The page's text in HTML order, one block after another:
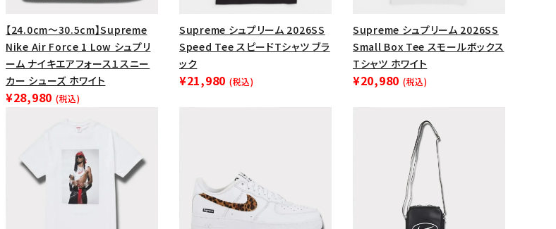
ボックスロゴ
ブラックスウェット
在庫のない商品を表示する
【24.0cm～30.5cm】Supreme
Nike Air Force 1 Low シュプリ
ーム ナイキエアフォース１スニー
カー シューズ ホワイト
¥28,980 (税込)
Supreme シュプリーム 2026SS
Speed Tee スピードTシャツ ブラ
ック
¥21,980 (税込)
Supreme シュプリーム 2026SS
Small Box Tee スモールボックス
Tシャツ ホワイト
¥20,980 (税込)